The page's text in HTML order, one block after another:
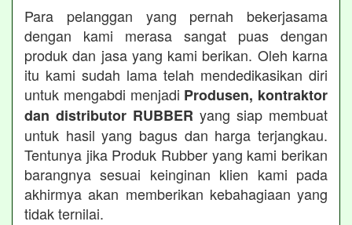
Para pelanggan yang pernah bekerjasama
dengan kami merasa sangat puas dengan
produk dan jasa yang kami berikan. Oleh karna
itu kami sudah lama telah mendedikasikan diri
untuk mengabdi menjadi Produsen, kontraktor
dan distributor RUBBER yang siap membuat
untuk hasil yang bagus dan harga terjangkau.
Tentunya jika Produk Rubber yang kami berikan
barangnya sesuai keinginan klien kami pada
akhirmya akan memberikan kebahagiaan yang
tidak ternilai.